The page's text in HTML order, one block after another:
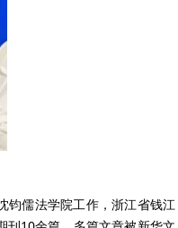
钧儒法学院工作，浙江省钱江